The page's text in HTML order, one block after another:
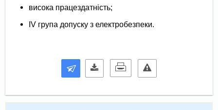
висока працездатність;
IV група допуску з електробезпеки.